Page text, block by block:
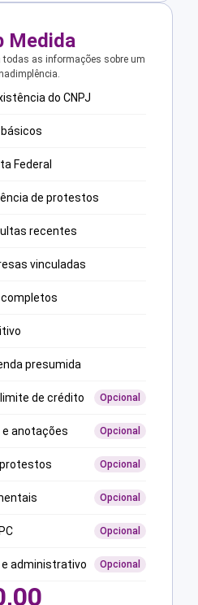
Medida
todas as informações sobre um
do CNPJ
Federal
de protestos
recentes
vinculadas
presumida
de crédito Opcional
e anotações Opcional
Opcional
Opcional
Opcional
administrativo Opcional